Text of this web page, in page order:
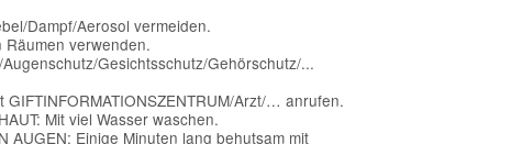
Dampf/Aerosol vermeiden.
verwenden.
Gesichtsschutz/Gehörschutz/...
Arzt/… anrufen.
Mit viel Wasser waschen.
AUGEN: Einige Minuten lang behutsam mit